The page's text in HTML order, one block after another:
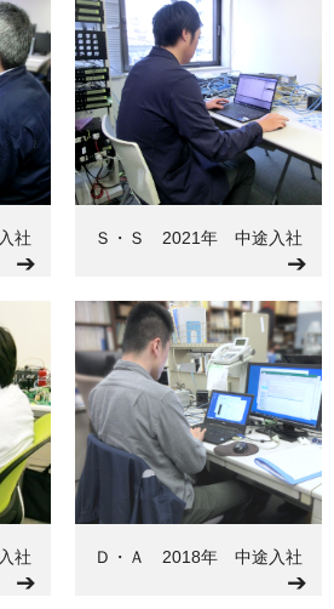
社
➔
Ｓ・Ｓ 2021年 中途入社
➔
社
➔
Ｄ・Ａ 2018年 中途入社
➔